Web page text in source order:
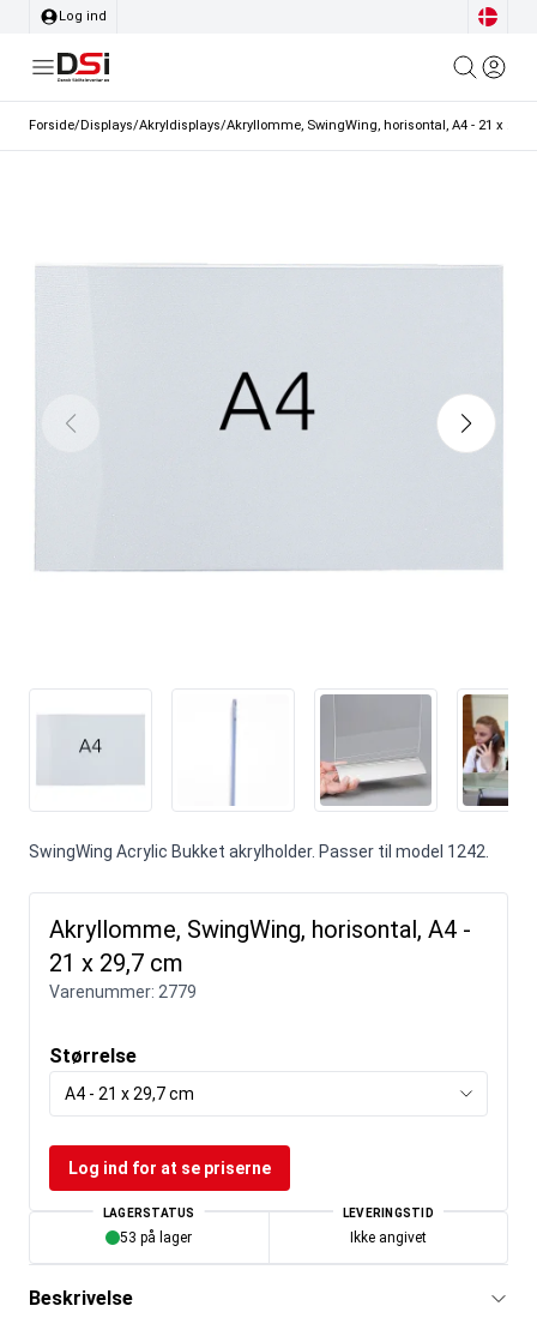
Log ind
Forside/Displays/Akryldisplays/Akryllomme, SwingWing, horisontal, A4 - 21 x 29,7
SwingWing Acrylic Bukket akrylholder. Passer til model 1242.
Akryllomme, SwingWing, horisontal, A4 -
21 x 29,7 cm
Varenummer: 2779
Størrelse
A4 - 21 x 29,7 cm
Log ind for at se priserne
LAGERSTATUS
53 på lager
LEVERINGSTID
Ikke angivet
Beskrivelse